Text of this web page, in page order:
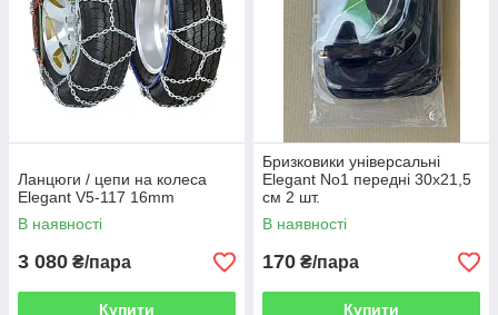
Ланцюги / цепи на колеса
Elegant V5-117 16mm
В наявності
3 080 ₴/пара
Купити
Бризковики універсальні
Elegant No1 передні 30х21,5
см 2 шт.
В наявності
170 ₴/пара
Купити